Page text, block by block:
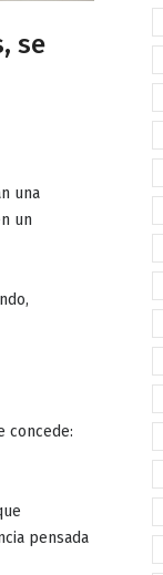
se
una
un
concede:
pensada